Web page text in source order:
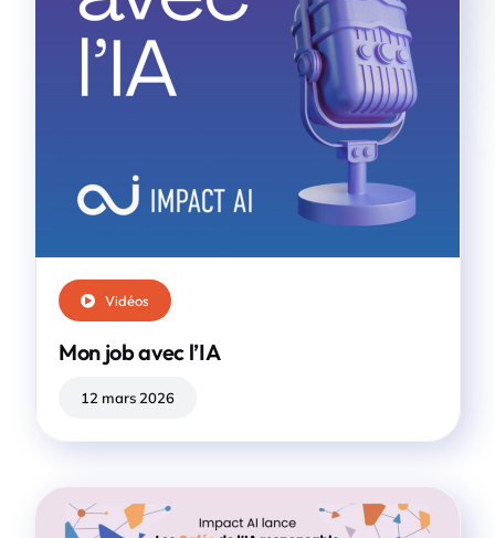
Vidéos
Mon job avec l’IA
12 mars 2026